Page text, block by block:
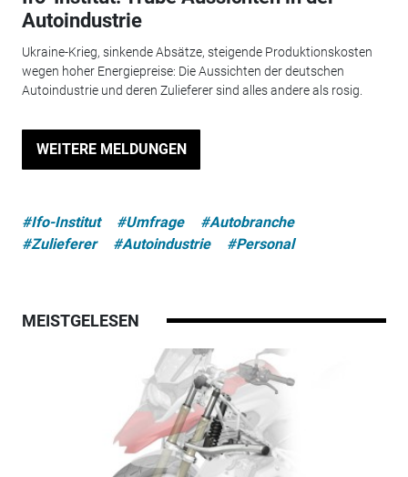
Autoindustrie
Ukraine-Krieg, sinkende Absätze, steigende Produktionskosten
wegen hoher Energiepreise: Die Aussichten der deutschen
Autoindustrie und deren Zulieferer sind alles andere als rosig.
WEITERE MELDUNGEN
#Ifo-Institut #Umfrage
#Autobranche
#Zulieferer
#Autoindustrie #Personal
MEISTGELESEN